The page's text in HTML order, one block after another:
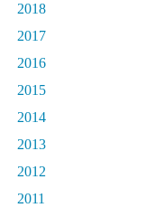
2018
2017
2016
2015
2014
2013
2012
2011